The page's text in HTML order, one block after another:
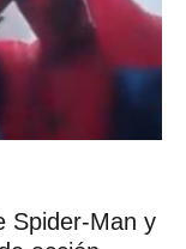
Spider-Man y